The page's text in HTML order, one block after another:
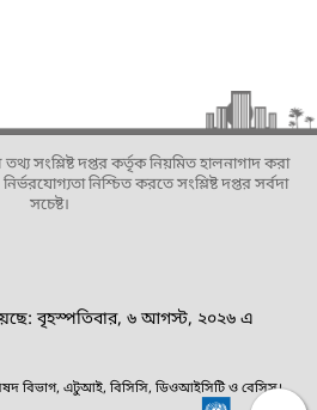
সংশ্লিষ্ট দপ্তর কর্তৃক নিয়মিত হালনাগাদ করা
নিশ্চিত করতে সংশ্লিষ্ট দপ্তর সর্বদা
সচেষ্ট।
বৃহস্পতিবার, ৬ আগস্ট, ২০২৬ এ
বিভাগ, এটুআই, বিসিসি, ডিওআইসিটি ও বেসিস।